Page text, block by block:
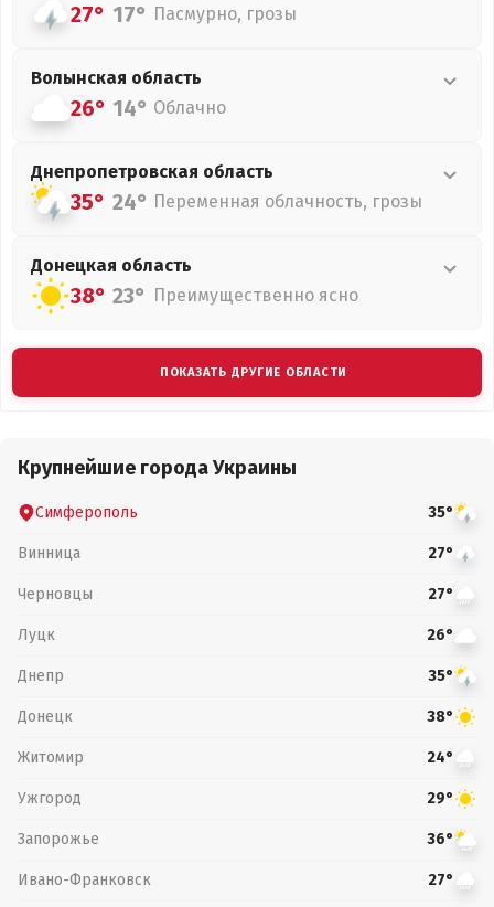
27° 17° Пасмурно, грозы
Волынская область
26° 14° Облачно
Днепропетровская область
35° 24° Переменная облачность, грозы
Донецкая область
38° 23° Преимущественно ясно
ПОКАЗАТЬ ДРУГИЕ ОБЛАСТИ
Крупнейшие города Украины
Симферополь 35°
Винница 27°
Черновцы 27°
Луцк 26°
Днепр 35°
Донецк 38°
Житомир 24°
Ужгород 29°
Запорожье 36°
Ивано-Франковск 27°